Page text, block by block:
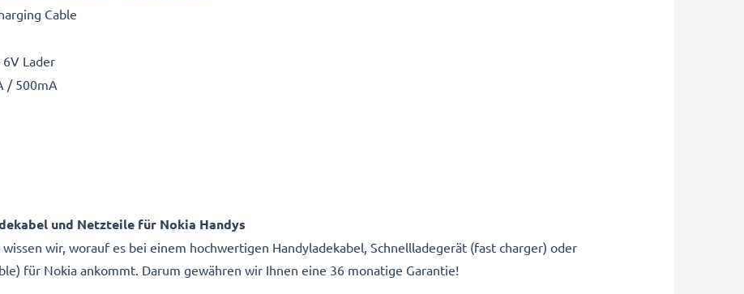
Cable
6V Lader
/ 500mA
und Netzteile für Nokia Handys
wir, worauf es bei einem hochwertigen Handyladekabel, Schnellladegerät (fast charger) oder
für Nokia ankommt. Darum gewähren wir Ihnen eine 36 monatige Garantie!